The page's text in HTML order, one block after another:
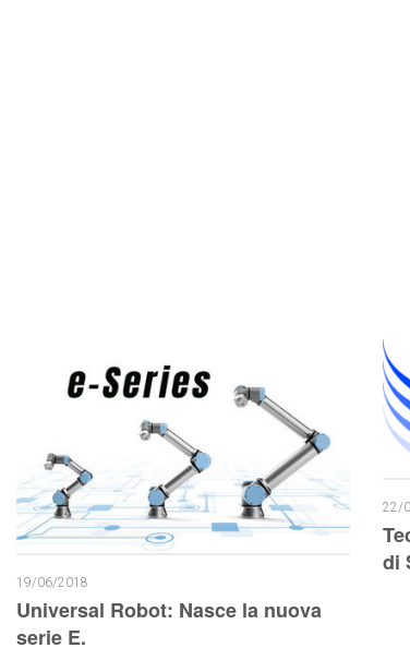
19/06/2018
Universal Robot: Nasce la nuova
serie E.
22/
di